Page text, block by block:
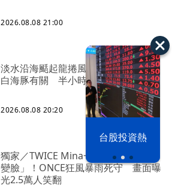
台股投資熱
2026.08.08 21:00
淡水沿海颳起龍捲風！氣象署證實與
白海豚有關 半小時才消散
2026.08.08 20:20
獨家／TWICE Mina一進華山「天空秒
變臉」！ONCE狂風暴雨死守 畫面曝
光2.5萬人笑翻